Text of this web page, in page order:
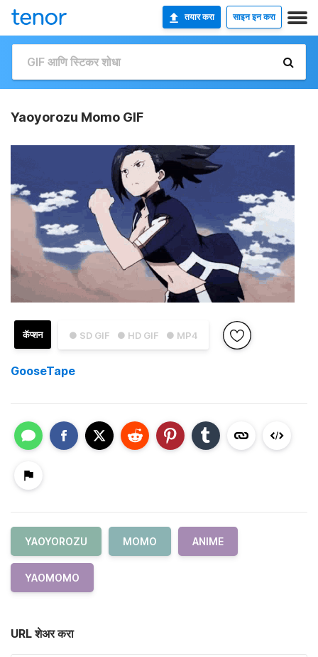
तयार करा साइन इन करा
Yaoyorozu Momo GIF
● SD GIF ● HD GIF ● MP4
कॅप्शन
GooseTape
YAOYOROZU MOMO ANIME
YAOMOMO
URL शेअर करा